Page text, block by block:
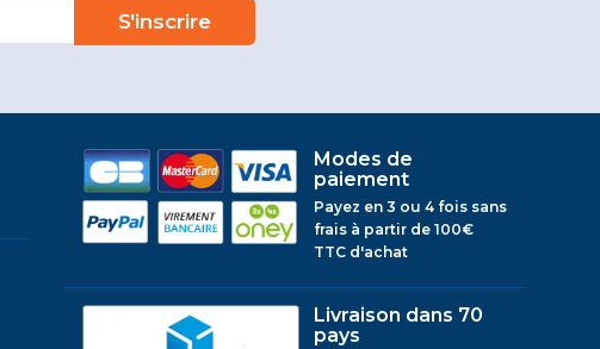
Modes de
paiement
Payez en 3 ou 4 fois sans
frais à partir de 100€
TTC d'achat
Livraison dans 70
pays